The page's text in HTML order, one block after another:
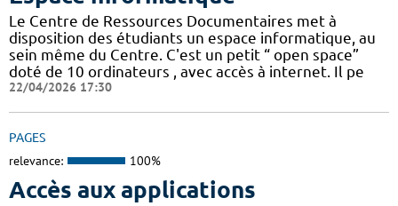
Le Centre de Ressources Documentaires met à
disposition des étudiants un espace informatique, au
sein même du Centre. C'est un petit “ open space”
doté de 10 ordinateurs , avec accès à internet. Il pe
22/04/2026 17:30
PAGES
relevance: 100%
Accès aux applications